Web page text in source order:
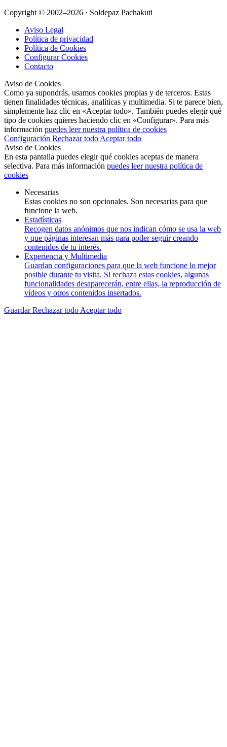
Copyright © 2002–2026 · Soldepaz Pachakuti
Aviso Legal
Política de privacidad
Política de Cookies
Configurar Cookies
Contacto
Aviso de Cookies
Como ya supondrás, usamos cookies propias y de terceros. Estas
tienen finalidades técnicas, analíticas y multimedia. Si te parece bien,
simplemente haz clic en «Aceptar todo». También puedes elegir qué
tipo de cookies quieres haciendo clic en «Configurar». Para más
información puedes leer nuestra política de cookies
Configuración Rechazar todo Aceptar todo
Aviso de Cookies
En esta pantalla puedes elegir qué cookies aceptas de manera
selectiva. Para más información puedes leer nuestra política de
cookies
Necesarias
Estas cookies no son opcionales. Son necesarias para que
funcione la web.
Estadísticas
Recogen datos anónimos que nos indican cómo se usa la web
y que páginas interesan más para poder seguir creando
contenidos de tu interés.
Experiencia y Multimedia
Guardan configuraciones para que la web funcione lo mejor
posible durante tu visita. Si rechaza estas cookies, algunas
funcionalidades desaparecerán, entre ellas, la reproducción de
vídeos y otros contenidos insertados.
GuardarRechazar todo Aceptar todo